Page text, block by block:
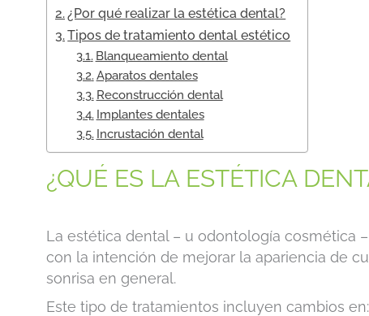
¿Por qué realizar la estética dental?
Tipos de tratamiento dental estético
Blanqueamiento dental
Aparatos dentales
Reconstrucción dental
Implantes dentales
Incrustación dental
¿QUÉ ES LA ESTÉTICA
La estética dental – u odontología cosmética
con la intención de mejorar la apariencia de
sonrisa en general.
Este tipo de tratamientos incluyen cambios en: